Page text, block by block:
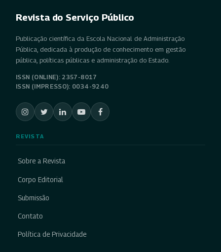
Revista do Serviço Público
Publicação científica da Escola Nacional de Administração
Pública, dedicada à produção de conhecimento em gestão
pública, políticas públicas e administração do Estado.
ISSN (ONLINE): 2357-8017
ISSN (IMPRESSO): 0034-9240
REVISTA
Sobre a Revista
Corpo Editorial
Submissão
Contato
Política de Privacidade